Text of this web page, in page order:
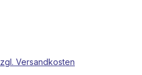
Versandkosten